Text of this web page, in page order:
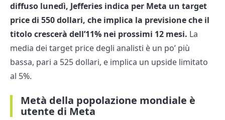
diffuso lunedì, Jefferies indica per Meta un target
price di 550 dollari, che implica la previsione che il
titolo crescerà dell’11% nei prossimi 12 mesi. La
media dei target price degli analisti è un po’ più
bassa, pari a 525 dollari, e implica un upside limitato
al 5%.
Metà della popolazione mondiale è
utente di Meta